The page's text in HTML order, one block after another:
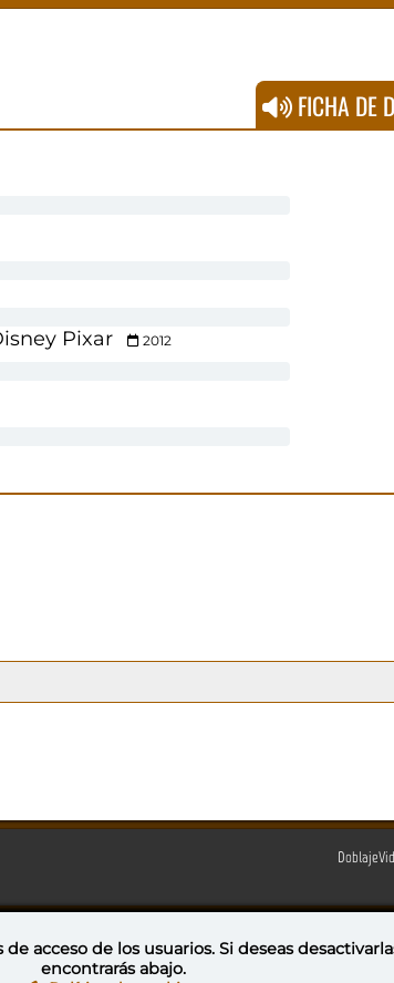
FICHA DE
Pixar
2012
Reconocimiento-NoComercial-CompartirIgual 4.0 Internacional
acceso de los usuarios. Si deseas
encontrarás abajo.